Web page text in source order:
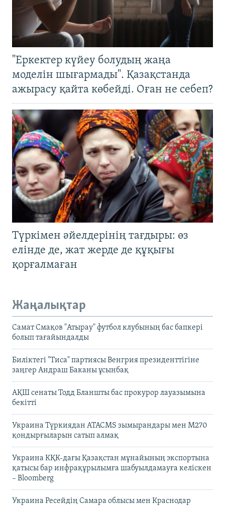
"Еркектер күйеу болудың жаңа
моделін шығармады". Қазақстанда
ажырасу қайта көбейді. Оған не себеп?
Түркімен әйелдерінің тағдыры: өз
елінде де, жат жерде де құқығы
қорғалмаған
Жаңалықтар
Самат Смақов "Атырау" футбол клубының бас бапкері
болып тағайындалды
Биліктегі "Тиса" партиясы Венгрия президенттігіне
заңгер Андраш Баканы ұсынбақ
АҚШ сенаты Тодд Бланшты бас прокурор лауазымына
бекітті
Украина Түркиядан ATACMS зымырандары мен M270
қондырғыларын сатып алмақ
Украина КҚК-дағы Қазақстан мұнайының экспортына
қатысы бар инфрақұрылымға шабуылдамауға келіскен
– Bloomberg
Украина Ресейдің Самара облысы мен Краснодар